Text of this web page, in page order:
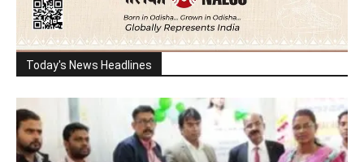
Today's News Headlines